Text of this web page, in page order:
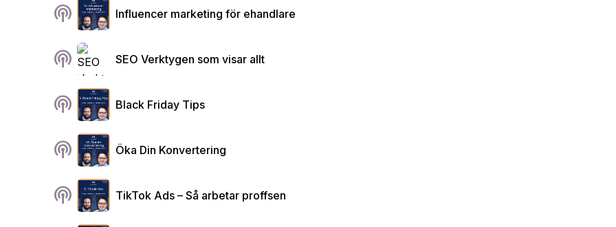
podcasts Influencer marketing för ehandlare
podcasts SEO Verktygen som visar allt
podcasts Black Friday Tips
podcasts Öka Din Konvertering
podcasts TikTok Ads – Så arbetar proffsen